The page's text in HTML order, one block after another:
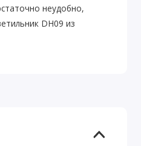
неудобно,
DH09 из